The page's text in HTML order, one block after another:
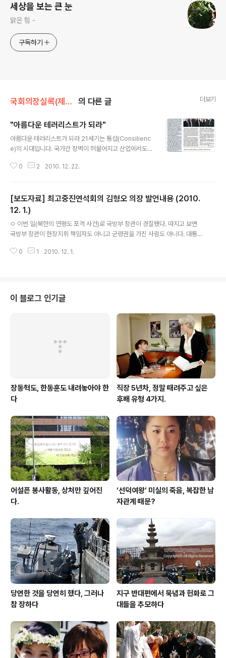
세상을 보는 큰 눈
맑은 힘 -
구독하기
국회의장실록(제도개선등)/김형오의 말말말 의 다른 글 더보기
"아름다운 테러리스트가 되라"
아름다운 테러리스트가 되라 21세기는 통섭(Consilienc
e)의 시대입니다. 국가간 장벽이 허물어지고 산업에서도
습니다. 생물학적 비유로는 이종교배(異種交配)랄까요.
의 외교학과와 정치학과가 통합되었습니다. 2011학년도
부터 통합학부로 새로이 태어납니다. 무려 51년 만입니다.
학과 통합은 1+1=2라는 산술 개념을 뛰어넘는 도전이며
기회입니다. 혹은 모험일 수도 있습니다. 우리는 각 학과가
가지고 있던 장점과 역량을 한껏 살리면서 열린 소통과 융
합을 통해 3배․4배, 아니 그 이상의 시너지 효과를 발휘해
0 2 2010. 12. 22.
[보도자료] 최고중진연석회의 김형오 의장 발언내용 (2010.
12. 1.)
ㅇ 이번 일(북한의 연평도 포격 사건)로 국방부 장관이 경질됐다. 따지고 보면
국방부 장관이 현장지휘 책임자도 아니고 군령권을 가진 사람도 아니다. 대통령
물을 곳이 없을 곳에 책임을 물었다. 이것이 한국적인 현실이다. - 미국 같으면
이 아닌가 라는 생각이 든다. 전에 일어난 일을 잊지 않는 것은 훗날에 있을 일의
스승이다. 사기에 이런 글이 있다고 한다. 우리는 전에 일어난 일을 잊어버렸
0 1 2010. 12. 1.
이 블로그 인기글
장동혁도, 한동훈도 내려놓아야 한
다
직장 5년차, 정말 때려주고 싶은
후배 유형 4가지.
어설픈 봉사활동, 상처만 깊어진
다.
‘선덕여왕’ 미실의 죽음, 복잡한 남
자관계 때문?
당연한 것을 당연히 했다, 그러나
참 장하다
지구 반대편에서 묵념과 헌화로 그
대들을 추모하다